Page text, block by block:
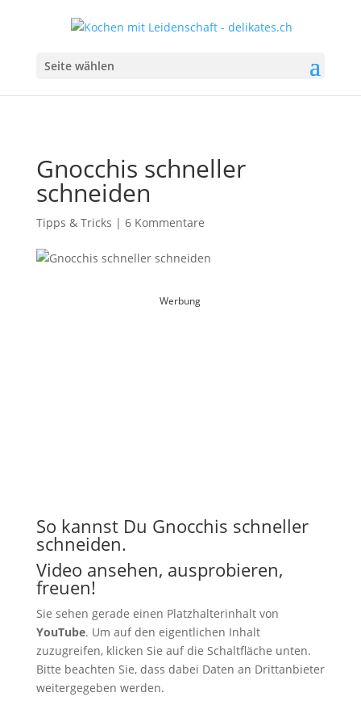
Seite wählen
Gnocchis schneller
schneiden
Tipps & Tricks | 6 Kommentare
Werbung
So kannst Du Gnocchis schneller
schneiden.
Video ansehen, ausprobieren,
freuen!
Sie sehen gerade einen Platzhalterinhalt von
YouTube. Um auf den eigentlichen Inhalt
zuzugreifen, klicken Sie auf die Schaltfläche unten.
Bitte beachten Sie, dass dabei Daten an Drittanbieter
weitergegeben werden.